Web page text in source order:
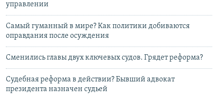
управлении
Самый гуманный в мире? Как политики добиваются
оправдания после осуждения
Сменились главы двух ключевых судов. Грядет реформа?
Судебная реформа в действии? Бывший адвокат
президента назначен судьей